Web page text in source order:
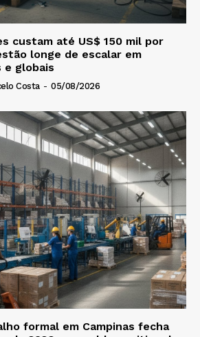
custam até US$ 150 mil por
longe de escalar em
e globais
Costa - 05/08/2026
formal em Campinas fecha